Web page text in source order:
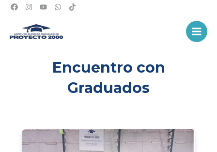
contenido
Main
Encuentro con
Graduados